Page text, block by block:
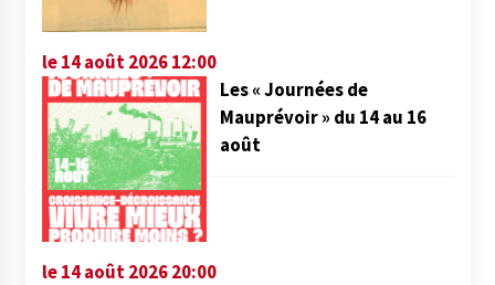
le 14 août 2026 12:00
Les « Journées de
Mauprévoir » du 14 au 16
août
le 14 août 2026 20:00